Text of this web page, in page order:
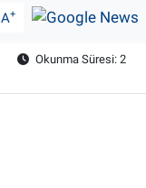
A+
Okunma Süresi: 2